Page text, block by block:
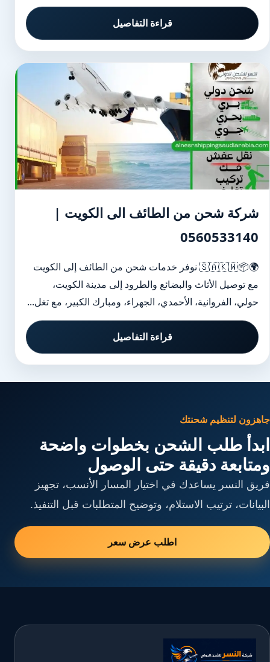
قراءة التفاصيل
شركة شحن من الطائف الى الكويت |
0560533140
🌍📦🇸🇦🇰🇼 نوفر خدمات شحن من الطائف إلى الكويت
مع توصيل الأثاث والبضائع والطرود إلى مدينة الكويت،
حولي، الفروانية، الأحمدي، الجهراء، ومبارك الكبير، مع تغل...
قراءة التفاصيل
جاهزون لتنظيم شحنتك
ابدأ طلب الشحن بخطوات واضحة
ومتابعة دقيقة حتى الوصول
فريق النسر يساعدك في اختيار المسار الأنسب، تجهيز
البيانات، ترتيب الاستلام، وتوضيح المتطلبات قبل التنفيذ.
اطلب عرض سعر